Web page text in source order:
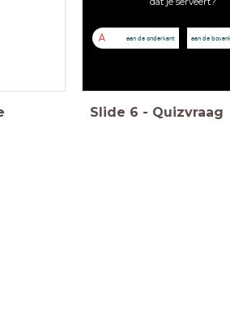
A aan de onderkant aan de
Slide 6 - Quizvraag